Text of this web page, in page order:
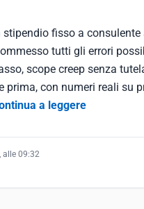
fisso a
tutti gli errori
scope creep senza
prima, con numeri reali su
a leggere
alle 09:32